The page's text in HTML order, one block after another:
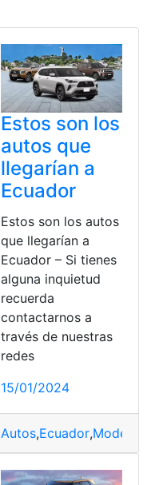
Estos son los
autos que
llegarían a
Ecuador
Estos son los autos
que llegarían a
Ecuador – Si tienes
alguna inquietud
recuerda
contactarnos a
través de nuestras
redes
15/01/2024
Autos,Ecuador,Modelos